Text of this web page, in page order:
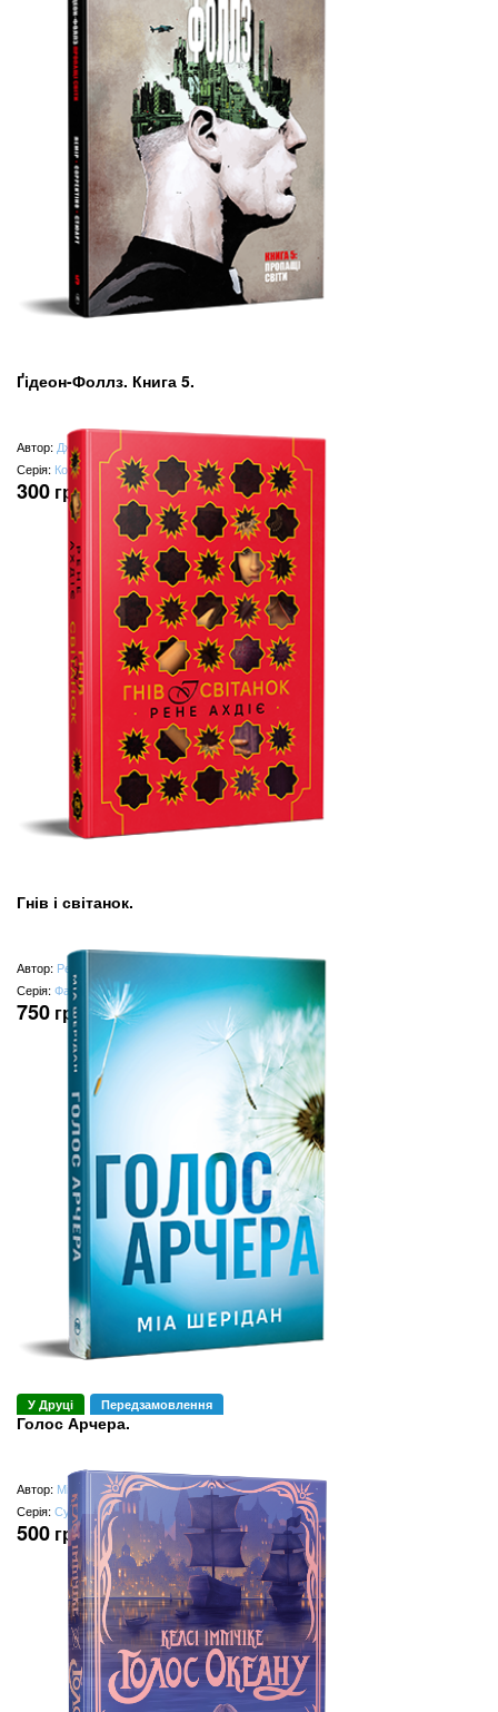
Ґідеон-Фоллз. Книга 5.
Автор: Джефф Лемір
Серія: Комікси Image
300 грн (замість 600грн)
Гнів і світанок.
Автор: Рене Ахдіє
Серія:Фантастичні світи
750 грн
Голос Арчера.
Автор: Міа Шерідан
Серія:СуперРоман
500 грн
У Друці Передзамовлення